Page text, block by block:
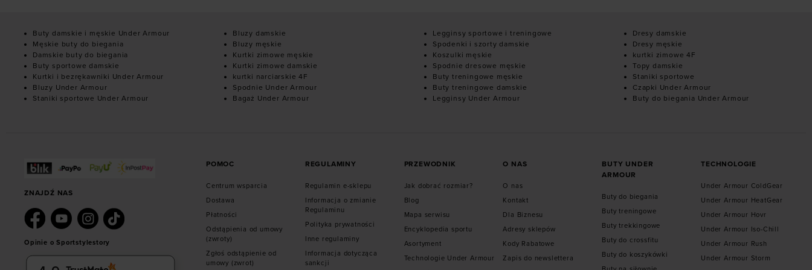
Buty damskie i męskie Under Armour
Męskie buty do biegania
Damskie buty do biegania
Buty sportowe damskie
Kurtki i bezrękawniki Under Armour
Bluzy Under Armour
Staniki sportowe Under Armour
Bluzy damskie
Bluzy męskie
Kurtki zimowe męskie
Kurtki zimowe damskie
kurtki narciarskie 4F
Spodnie Under Armour
Bagaż Under Armour
Legginsy sportowe i treningowe
Spodenki i szorty damskie
Koszulki męskie
Spodnie dresowe męskie
Buty treningowe męskie
Buty treningowe damskie
Legginsy Under Armour
Dresy damskie
Dresy męskie
kurtki zimowe 4F
Topy damskie
Staniki sportowe
Czapki Under Armour
Buty do biegania Under Armour
ZNAJDŹ NAS
Opinie o Sportstylestory
POMOC
Centrum wsparcia
Dostawa
Płatności
Odstąpienia od umowy
(zwroty)
Zgłoś odstąpienie od
umowy (zwrot)
REGULAMINY
Regulamin e-sklepu
Informacja o zmianie
Regulaminu
Polityka prywatności
Inne regulaminy
Informacja dotycząca
sankcji
PRZEWODNIK
Jak dobrać rozmiar?
Blog
Mapa serwisu
Encyklopedia sportu
Asortyment
Technologie Under Armour
O NAS
O nas
Kontakt
Dla Biznesu
Adresy sklepów
Kody Rabatowe
Zapis do newslettera
BUTY UNDER
ARMOUR
Buty do biegania
Buty treningowe
Buty trekkingowe
Buty do crossfitu
Buty do koszykówki
TECHNOLOGIE
Under Armour ColdGear
Under Armour HeatGear
Under Armour Hovr
Under Armour Iso-Chill
Under Armour Rush
Under Armour Storm